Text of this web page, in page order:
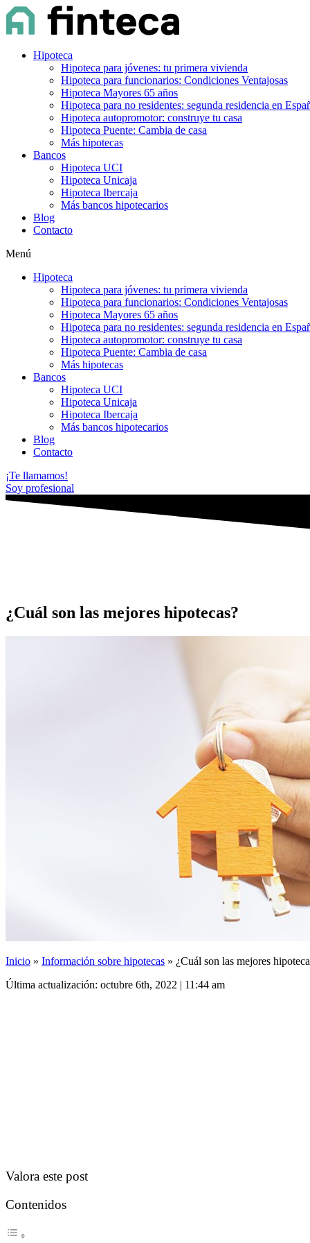
Hipoteca
Hipoteca para jóvenes: tu primera vivienda
Hipoteca para funcionarios: Condiciones Ventajosas
Hipoteca Mayores 65 años
Hipoteca para no residentes: segunda residencia en
Hipoteca autopromotor: construye tu casa
Hipoteca Puente: Cambia de casa
Más hipotecas
Bancos
Hipoteca UCI
Hipoteca Unicaja
Hipoteca Ibercaja
Más bancos hipotecarios
Blog
Contacto
Menú
Hipoteca
Hipoteca para jóvenes: tu primera vivienda
Hipoteca para funcionarios: Condiciones Ventajosas
Hipoteca Mayores 65 años
Hipoteca para no residentes: segunda residencia en
Hipoteca autopromotor: construye tu casa
Hipoteca Puente: Cambia de casa
Más hipotecas
Bancos
Hipoteca UCI
Hipoteca Unicaja
Hipoteca Ibercaja
Más bancos hipotecarios
Blog
Contacto
¡Te llamamos!
Soy profesional
¿Cuál son las mejores hipotecas?
Inicio » Información sobre hipotecas » ¿Cuál son las mejores
Última actualización: octubre 6th, 2022 | 11:44 am
Valora este post
Contenidos